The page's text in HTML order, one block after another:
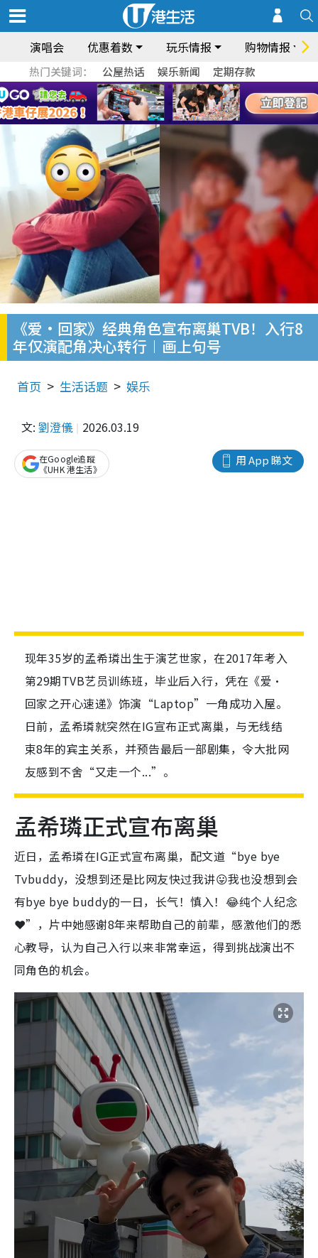
演唱会 优惠着数 玩乐情报 购物情报
热门关键词： 公屋热话 娱乐新闻 定期存款
《爱·回家》经典角色宣布离巢TVB！入行8
年仅演配角决心转行︱画上句号
首页 生活话题 娱乐
文: 劉澄儀 2026.03.19
用 App 睇文
在Google追蹤
《UHK 港生活》
现年35岁的孟希璘出生于演艺世家，在2017年考入
第29期TVB艺员训练班，毕业后入行，凭在《爱·
回家之开心速递》饰演“Laptop”一角成功入屋。
日前，孟希璘就突然在IG宣布正式离巢，与无线结
束8年的宾主关系，并预告最后一部剧集，令大批网
友感到不舍“又走一个...”。
孟希璘正式宣布离巢
近日，孟希璘在IG正式宣布离巢， 配文道“bye bye
Tvbuddy，没想到还是比网友快过我讲😛我也没想到会
有bye bye buddy的一日，长气！慎入！😂纯个人纪念
❤️”，片中她感谢8年来帮助自己的前辈，感激他们的悉
心教导，认为自己入行以来非常幸运，得到挑战演出不
同角色的机会。